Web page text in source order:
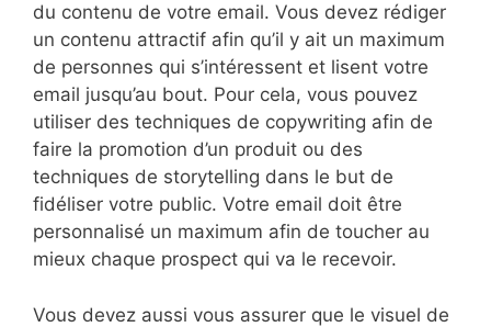
du contenu de votre email. Vous devez rédiger
un contenu attractif afin qu’il y ait un maximum
de personnes qui s’intéressent et lisent votre
email jusqu’au bout. Pour cela, vous pouvez
utiliser des techniques de copywriting afin de
faire la promotion d’un produit ou des
techniques de storytelling dans le but de
fidéliser votre public. Votre email doit être
personnalisé un maximum afin de toucher au
mieux chaque prospect qui va le recevoir.
Vous devez aussi vous assurer que le visuel de